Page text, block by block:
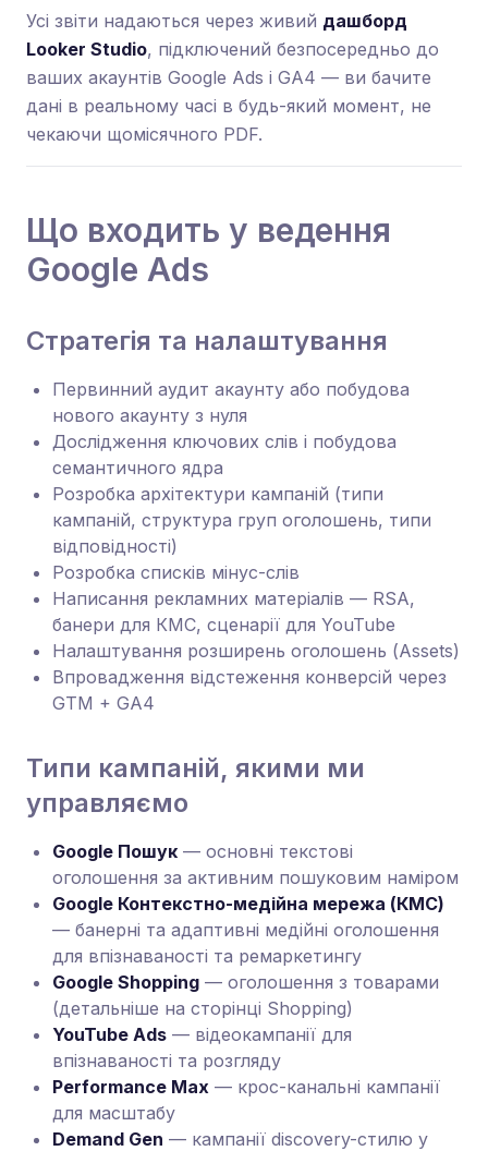
Усі звіти надаються через живий дашборд
Looker Studio, підключений безпосередньо до
ваших акаунтів Google Ads і GA4 — ви бачите
дані в реальному часі в будь-який момент, не
чекаючи щомісячного PDF.
Що входить у ведення
Google Ads
Стратегія та налаштування
Первинний аудит акаунту або побудова
нового акаунту з нуля
Дослідження ключових слів і побудова
семантичного ядра
Розробка архітектури кампаній (типи
кампаній, структура груп оголошень, типи
відповідності)
Розробка списків мінус-слів
Написання рекламних матеріалів — RSA,
банери для КМС, сценарії для YouTube
Налаштування розширень оголошень (Assets)
Впровадження відстеження конверсій через
GTM + GA4
Типи кампаній, якими ми
управляємо
Google Пошук — основні текстові
оголошення за активним пошуковим наміром
Google Контекстно-медійна мережа (КМС)
— банерні та адаптивні медійні оголошення
для впізнаваності та ремаркетингу
Google Shopping — оголошення з товарами
(детальніше на сторінці Shopping)
YouTube Ads — відеокампанії для
впізнаваності та розгляду
Performance Max — крос-канальні кампанії
для масштабу
Demand Gen — кампанії discovery-стилю у